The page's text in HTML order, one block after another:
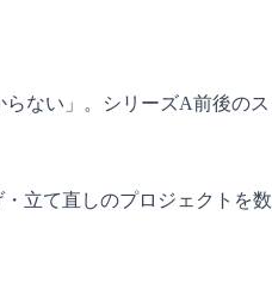
ない」。シリーズA前後の
立て直しのプロジェクトを